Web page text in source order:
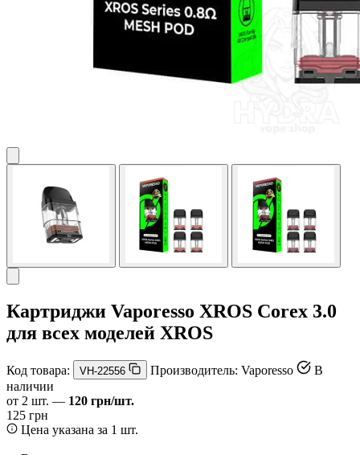
Картриджи Vaporesso XROS Corex 3.0
для всех моделей XROS
Код товара: VH-22556 Производитель: Vaporesso
В
наличии
от 2 шт. — 120 грн/шт.
125 грн
Цена указана за 1 шт.